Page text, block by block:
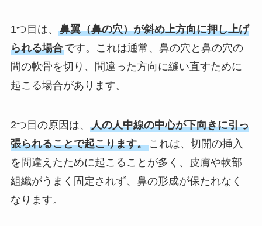
1つ目は、 鼻翼（鼻の穴）が斜め上方向に押し上げ
られる場合です。これは通常、鼻の穴と鼻の穴の
間の軟骨を切り、間違った方向に縫い直すために
起こる場合があります。
2つ目の原因は、 人の人中線の中心が下向きに引っ
張られることで起こります。これは、切開の挿入
を間違えたために起こることが多く、皮膚や軟部
組織がうまく固定されず、鼻の形成が保たれなく
なります。